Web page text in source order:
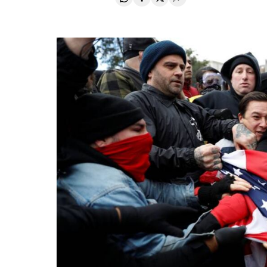
Compartir en Whatsapp
Compartir en Facebook
Compartir en Twitter
Desplegar Redes